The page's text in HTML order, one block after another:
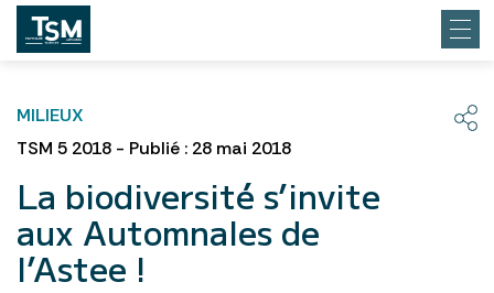
MILIEUX
TSM 5 2018 - Publié : 28 mai 2018
La biodiversité s’invite
aux Automnales de
l’Astee !